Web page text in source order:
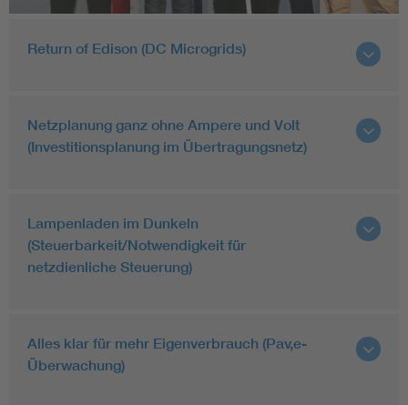
Return of Edison (DC Microgrids)
Netzplanung ganz ohne Ampere und Volt
(Investitionsplanung im Übertragungsnetz)
Lampenladen im Dunkeln
(Steuerbarkeit/Notwendigkeit für
netzdienliche Steuerung)
Alles klar für mehr Eigenverbrauch (Pav,e-
Überwachung)